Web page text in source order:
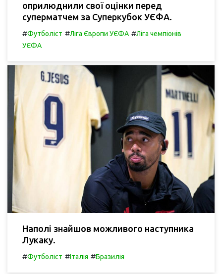
оприлюднили свої оцінки перед
суперматчем за Суперкубок УЄФА.
#Футболіст #Ліга Європи УЄФА #Ліга чемпіонів
УЄФА
Наполі знайшов можливого наступника
Лукаку.
#Футболіст #Італія #Бразилія